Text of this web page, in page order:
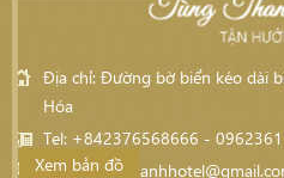
Địa chỉ: Đường bờ biển kéo dài
Hóa
Tel: +842376568666 -
Email:
Xem bản đồ